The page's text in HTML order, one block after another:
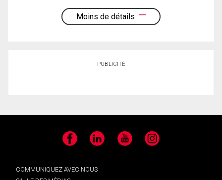
Moins de détails
PUBLICITÉ
Facebook LinkedIn YouTube Instagram
COMMUNIQUEZ AVEC NOUS